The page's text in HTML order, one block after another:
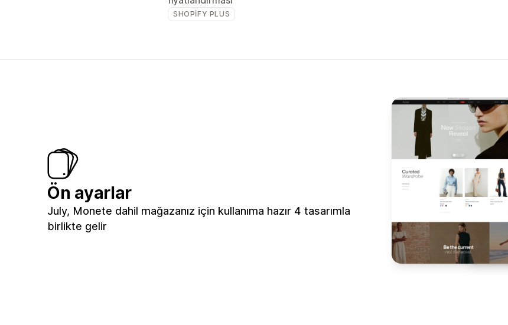
SHOPIFY PLUS
Ön ayarlar
July, Monete dahil mağazanız için kullanıma hazır 4 tasarımla
birlikte gelir